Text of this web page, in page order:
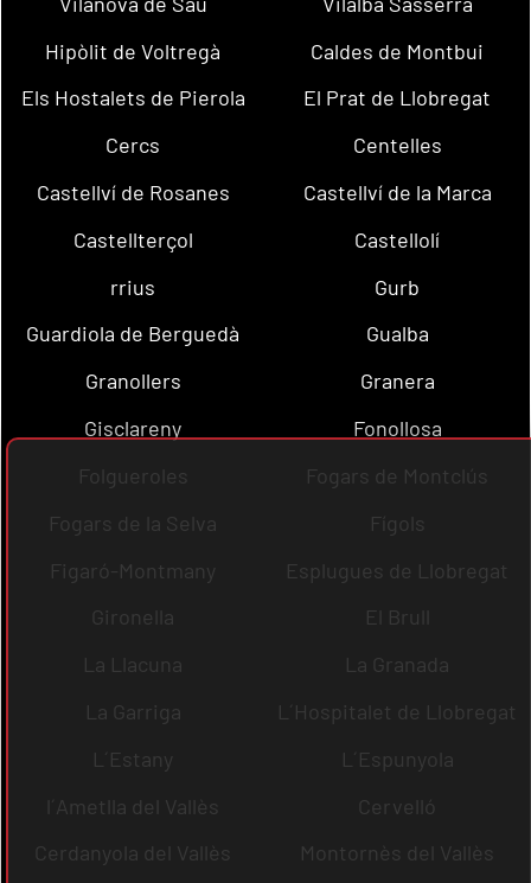
Hipòlit de Voltregà
Caldes de Montbui
Els Hostalets de Pierola
El Prat de Llobregat
Cercs
Centelles
Castellví de Rosanes
Castellví de la Marca
Castellterçol
Castellolí
rrius
Gurb
Guardiola de Berguedà
Gualba
Granollers
Granera
Gisclareny
Fonollosa
Folgueroles
Fogars de Montclús
Fogars de la Selva
Fígols
Figaró-Montmany
Esplugues de Llobregat
Gironella
El Brull
La Llacuna
La Granada
La Garriga
L´Hospitalet de Llobregat
L´Estany
L´Espunyola
l´Ametlla del Vallès
Cervelló
Cerdanyola del Vallès
Montornès del Vallès